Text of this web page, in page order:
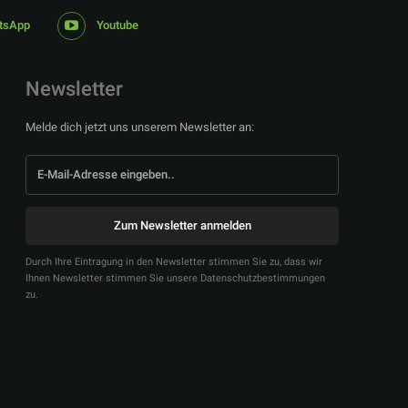
Youtube
Newsletter
Melde dich jetzt uns unserem Newsletter an:
Zum Newsletter anmelden
Durch Ihre Eintragung in den Newsletter stimmen Sie zu, dass wir
Ihnen Newsletter stimmen Sie unsere Datenschutzbestimmungen
zu.